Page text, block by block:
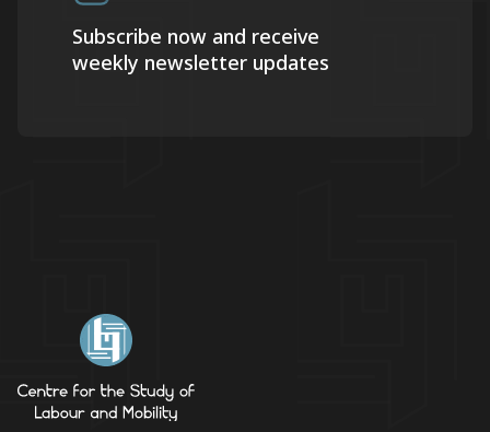
Subscribe now and receive
weekly newsletter updates